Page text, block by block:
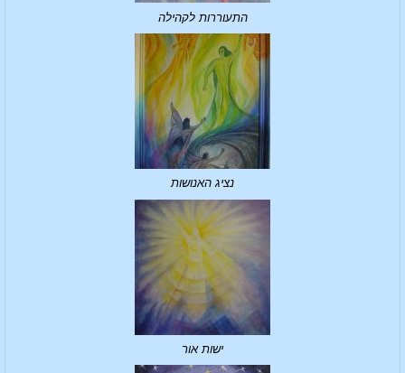
התעוררות לקהילה
נציג האנושות
ישות אור